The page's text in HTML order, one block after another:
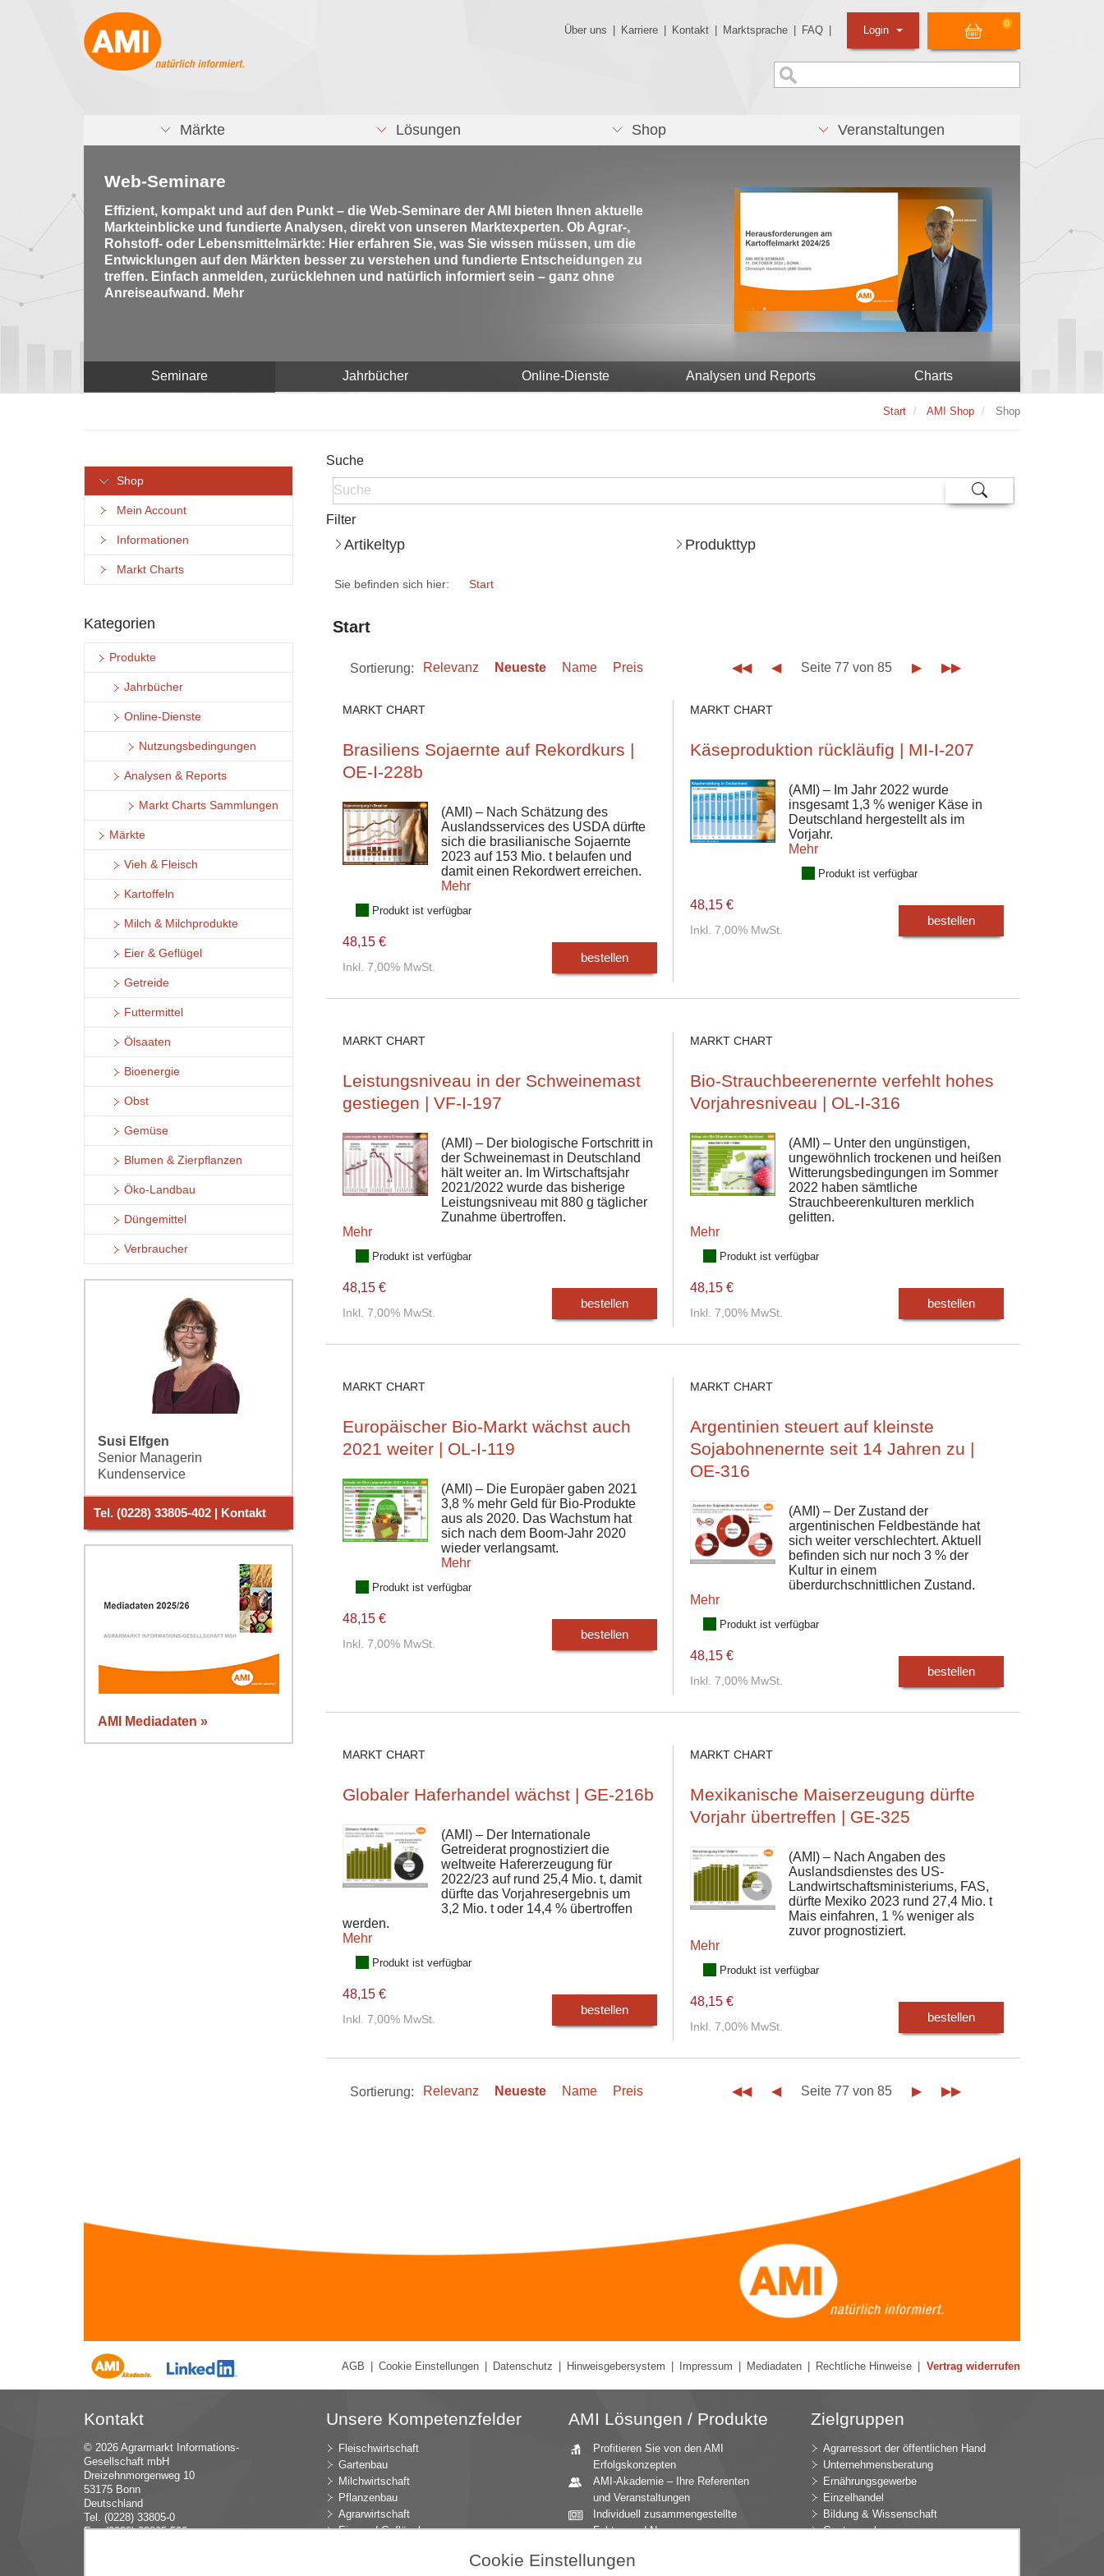
Über uns Karriere Kontakt Marktsprache FAQ
0
Login
Märkte Lösungen Shop Veranstaltungen
Web-Seminare
Effizient, kompakt und auf den Punkt – die Web-Seminare der AMI bieten Ihnen aktuelle
Markteinblicke und fundierte Analysen, direkt von unseren Marktexperten. Ob Agrar-,
Rohstoff- oder Lebensmittelmärkte: Hier erfahren Sie, was Sie wissen müssen, um die
Entwicklungen auf den Märkten besser zu verstehen und fundierte Entscheidungen zu
treffen. Einfach anmelden, zurücklehnen und natürlich informiert sein – ganz ohne
Anreiseaufwand. Mehr
Seminare Jahrbücher Online-Dienste Analysen und Reports Charts
Cookie Einstellungen
Start AMI Shop Shop
Shop
Mein Account
Informationen
Markt Charts
Kategorien
Produkte
Jahrbücher
Online-Dienste
Nutzungsbedingungen
Analysen & Reports
Markt Charts Sammlungen
Märkte
Vieh & Fleisch
Kartoffeln
Milch & Milchprodukte
Eier & Geflügel
Getreide
Futtermittel
Ölsaaten
Bioenergie
Obst
Gemüse
Blumen & Zierpflanzen
Öko-Landbau
Düngemittel
Verbraucher
Susi Elfgen
Senior Managerin
Kundenservice
Tel. (0228) 33805-402 | Kontakt
AMI Mediadaten »
Suche
Filter
Artikeltyp Produkttyp
Sie befinden sich hier: Start
Start
Sortierung: Relevanz Neueste Name Preis ◀◀ ◀ Seite 77 von 85 ▶ ▶▶
MARKT CHART
Brasiliens Sojaernte auf Rekordkurs |
OE-I-228b
(AMI) – Nach Schätzung des
Auslandsservices des USDA dürfte
sich die brasilianische Sojaernte
2023 auf 153 Mio. t belaufen und
damit einen Rekordwert erreichen.
Mehr
Produkt ist verfügbar
48,15 €
Inkl. 7,00% MwSt.
bestellen
MARKT CHART
Käseproduktion rückläufig | MI-I-207
(AMI) – Im Jahr 2022 wurde
insgesamt 1,3 % weniger Käse in
Deutschland hergestellt als im
Vorjahr.
Mehr
Produkt ist verfügbar
48,15 €
Inkl. 7,00% MwSt.
bestellen
MARKT CHART
Leistungsniveau in der Schweinemast
gestiegen | VF-I-197
(AMI) – Der biologische Fortschritt in
der Schweinemast in Deutschland
hält weiter an. Im Wirtschaftsjahr
2021/2022 wurde das bisherige
Leistungsniveau mit 880 g täglicher
Zunahme übertroffen.
Mehr
Produkt ist verfügbar
48,15 €
Inkl. 7,00% MwSt.
bestellen
MARKT CHART
Bio-Strauchbeerenernte verfehlt hohes
Vorjahresniveau | OL-I-316
(AMI) – Unter den ungünstigen,
ungewöhnlich trockenen und heißen
Witterungsbedingungen im Sommer
2022 haben sämtliche
Strauchbeerenkulturen merklich
gelitten.
Mehr
Produkt ist verfügbar
48,15 €
Inkl. 7,00% MwSt.
bestellen
MARKT CHART
Europäischer Bio-Markt wächst auch
2021 weiter | OL-I-119
(AMI) – Die Europäer gaben 2021
3,8 % mehr Geld für Bio-Produkte
aus als 2020. Das Wachstum hat
sich nach dem Boom-Jahr 2020
wieder verlangsamt.
Mehr
Produkt ist verfügbar
48,15 €
Inkl. 7,00% MwSt.
bestellen
MARKT CHART
Argentinien steuert auf kleinste
Sojabohnenernte seit 14 Jahren zu |
OE-316
(AMI) – Der Zustand der
argentinischen Feldbestände hat
sich weiter verschlechtert. Aktuell
befinden sich nur noch 3 % der
Kultur in einem
überdurchschnittlichen Zustand.
Mehr
Produkt ist verfügbar
48,15 €
Inkl. 7,00% MwSt.
bestellen
MARKT CHART
Globaler Haferhandel wächst | GE-216b
(AMI) – Der Internationale
Getreiderat prognostiziert die
weltweite Hafererzeugung für
2022/23 auf rund 25,4 Mio. t, damit
dürfte das Vorjahresergebnis um
3,2 Mio. t oder 14,4 % übertroffen
werden.
Mehr
Produkt ist verfügbar
48,15 €
Inkl. 7,00% MwSt.
bestellen
MARKT CHART
Mexikanische Maiserzeugung dürfte
Vorjahr übertreffen | GE-325
(AMI) – Nach Angaben des
Auslandsdienstes des US-
Landwirtschaftsministeriums, FAS,
dürfte Mexiko 2023 rund 27,4 Mio. t
Mais einfahren, 1 % weniger als
zuvor prognostiziert.
Mehr
Produkt ist verfügbar
48,15 €
Inkl. 7,00% MwSt.
bestellen
Sortierung: Relevanz Neueste Name Preis ◀◀ ◀ Seite 77 von 85 ▶ ▶▶
AGB Cookie Einstellungen Datenschutz Hinweisgebersystem Impressum Mediadaten Rechtliche Hinweise Vertrag widerrufen
Kontakt
© 2026 Agrarmarkt Informations-
Gesellschaft mbH
Dreizehnmorgenweg 10
53175 Bonn
Deutschland
Tel. (0228) 33805-0
Fax (0228) 33805-592
Unsere Kompetenzfelder
Fleischwirtschaft
Gartenbau
Milchwirtschaft
Pflanzenbau
Agrarwirtschaft
Eier und Geflügel
AMI Lösungen / Produkte
Profitieren Sie von den AMI
Erfolgskonzepten
AMI-Akademie – Ihre Referenten
und Veranstaltungen
Individuell zusammengestellte
Fakten und News
Marktexperten
Zielgruppen
Agrarressort der öffentlichen Hand
Unternehmensberatung
Ernährungsgewerbe
Einzelhandel
Bildung & Wissenschaft
Gastgewerbe